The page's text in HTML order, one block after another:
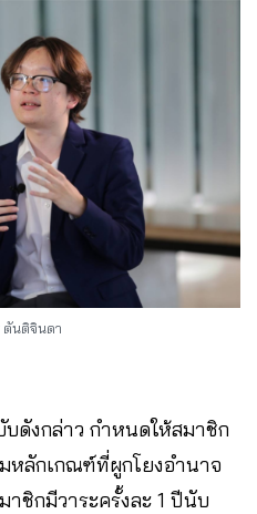
นติจินดา
ดังกล่าว กำหนดให้สมาชิก
มหลักเกณฑ์ที่ผูกโยงอำนาจ
ชิกมีวาระครั้งละ 1 ปีนับ